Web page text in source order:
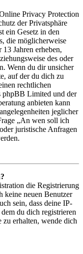
Privacy Protection
der Privatsphäre
ein Gesetz in den
die möglicherweise
Jahren erheben,
des oder
Wenn du dir unsicher
auf der du dich zu
rechtlichen
phpBB Limited und der
anbieten kann
jeglicher
„An wen soll ich
juristische Anfragen
die Registrierung
keine neuen Benutzer
sein, dass deine IP-
du dich registrieren
erhalten, wende dich